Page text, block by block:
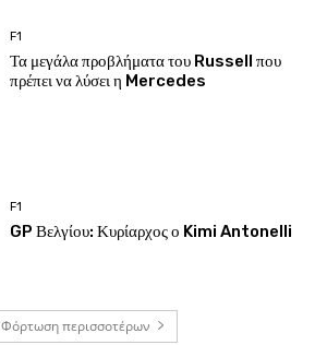
F1
Τα μεγάλα προβλήματα του Russell που
πρέπει να λύσει η Mercedes
F1
GP Βελγίου: Κυρίαρχος ο Kimi Antonelli
Φόρτωση περισσοτέρων